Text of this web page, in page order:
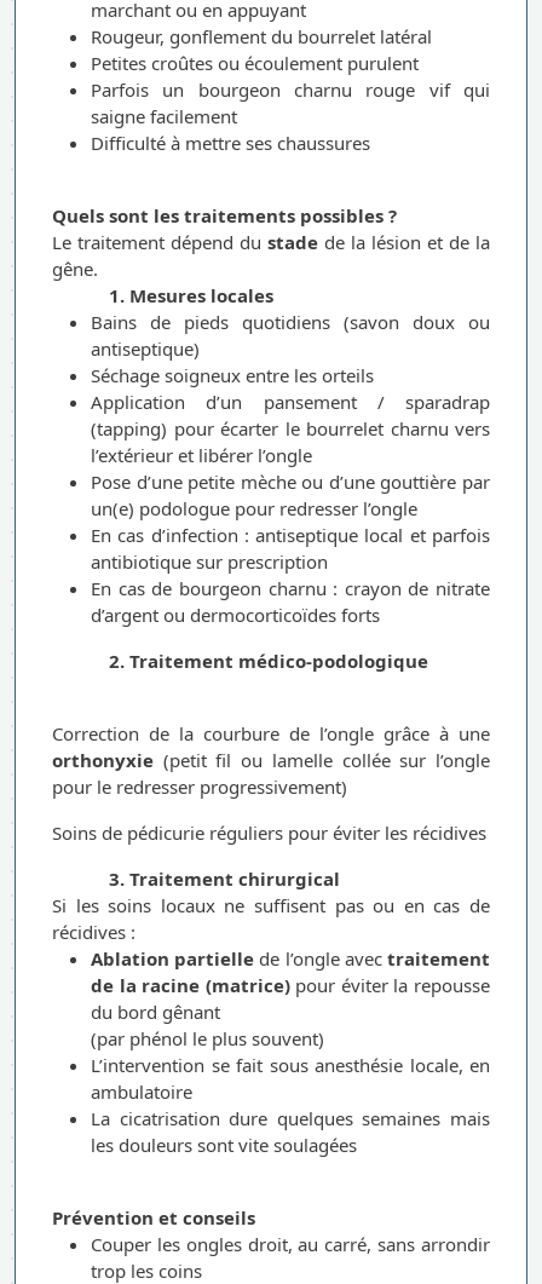
marchant ou en appuyant
Rougeur, gonflement du bourrelet latéral
Petites croûtes ou écoulement purulent
Parfois un bourgeon charnu rouge vif qui
saigne facilement
Difficulté à mettre ses chaussures
Quels sont les traitements possibles ?
Le traitement dépend du stade de la lésion et de la
gêne.
1. Mesures locales
Bains de pieds quotidiens (savon doux ou
antiseptique)
Séchage soigneux entre les orteils
Application d’un pansement / sparadrap
(tapping) pour écarter le bourrelet charnu vers
l’extérieur et libérer l’ongle
Pose d’une petite mèche ou d’une gouttière par
un(e) podologue pour redresser l’ongle
En cas d’infection : antiseptique local et parfois
antibiotique sur prescription
En cas de bourgeon charnu : crayon de nitrate
d’argent ou dermocorticoïdes forts
2. Traitement médico-podologique
Correction de la courbure de l’ongle grâce à une
orthonyxie (petit fil ou lamelle collée sur l’ongle
pour le redresser progressivement)
Soins de pédicurie réguliers pour éviter les récidives
3. Traitement chirurgical
Si les soins locaux ne suffisent pas ou en cas de
récidives :
Ablation partielle de l’ongle avectraitement
de la racine (matrice)pour éviter la repousse
du bord gênant
(par phénol le plus souvent)
L’intervention se fait sous anesthésie locale, en
ambulatoire
La cicatrisation dure quelques semaines mais
les douleurs sont vite soulagées
Prévention et conseils
Couper les ongles droit, au carré, sans arrondir
trop les coins